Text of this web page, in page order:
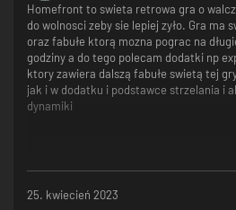
Homefront to swieta retrowa gra o
do wolnosci zeby sie lepiej zyło. Gra ma
oraz fabułe ktorą mozna pograc na
godziny a do tego polecam dodatki np
ktory zawiera dalszą fabułe swietą tej
jak i w dodatku i podstawce strzelania i
dynamiki
25. kwiecień 2023